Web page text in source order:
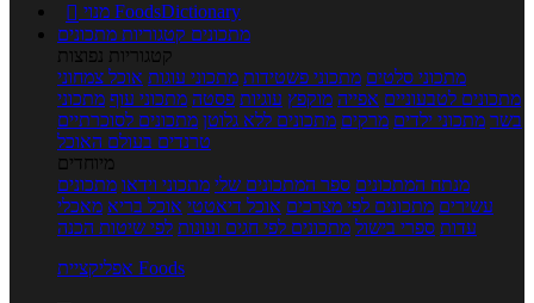

מנוי FoodsDictionary
מתכונים קטגוריות מתכונים
קטגוריות נפוצות
מתכוני סלטים מתכוני פשטידות מתכוני עוגות אוכל צמחוני
מתכונים לטבעוניים אפייה מוקפץ עוגיות פסטה מתכוני עוף מתכוני
בשר מתכוני ילדים מרקים מתכונים ללא גלוטן מתכונים לסוכרתיים
טרנדים בעולם האוכל
מיוחדים
מנתח המתכונים ספר המתכונים שלי מתכוני וידאו מתכונים
עשירים מתכונים לפי מצרכים אוכל דיאטטי אוכל בריא מאכלי
עדות ספרי בישול מתכונים לפי חגים ועונות לפי שיטות הכנה
אפליקציית Foods